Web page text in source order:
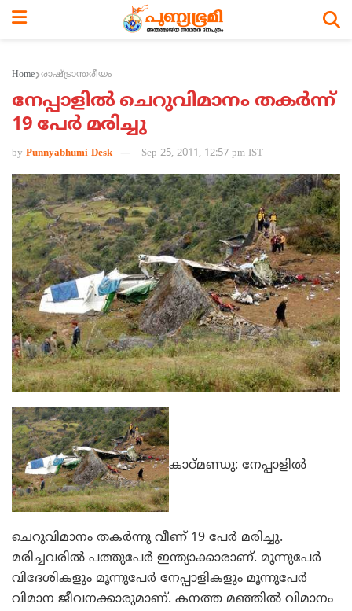
Home രാഷ്ട്രാന്തരീയം
നേപ്പാളില്‍ ചെറുവിമാനം തകര്‍ന്ന്
19 പേര്‍ മരിച്ചു
by Punnyabhumi Desk Sep 25, 2011, 12:57 pm IST
കാഠ്മണ്ഡു: നേപ്പാളില്‍
ചെറുവിമാനം തകര്‍ന്നു വീണ് 19 പേര്‍ മരിച്ചു.
മരിച്ചവരില്‍ പത്തുപേര്‍ ഇന്ത്യാക്കാരാണ്. മൂന്നുപേര്‍
വിദേശികളും മൂന്നുപേര്‍ നേപ്പാളികളും മൂന്നുപേര്‍
വിമാന ജീവനക്കാരുമാണ്. കനത്ത മഞ്ഞില്‍ വിമാനം